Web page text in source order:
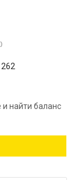
и найти баланс